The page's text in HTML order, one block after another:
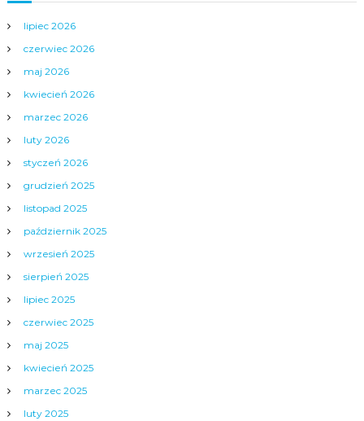
lipiec 2026
czerwiec 2026
maj 2026
kwiecień 2026
marzec 2026
luty 2026
styczeń 2026
grudzień 2025
listopad 2025
październik 2025
wrzesień 2025
sierpień 2025
lipiec 2025
czerwiec 2025
maj 2025
kwiecień 2025
marzec 2025
luty 2025